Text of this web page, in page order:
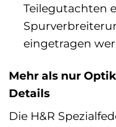
Teilegutachten
eingetragen
Mehr als nur
Details
Die H&R